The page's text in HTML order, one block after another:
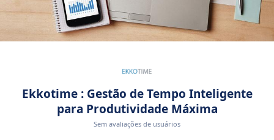
Ekkotime : Gestão de Tempo Inteligente
para Produtividade Máxima
Sem avaliações de usuários